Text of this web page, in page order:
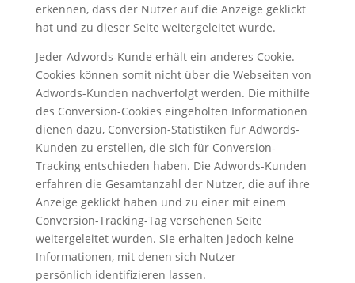
erkennen, dass der Nutzer auf die Anzeige geklickt
hat und zu dieser Seite weitergeleitet wurde.
Jeder Adwords-Kunde erhält ein anderes Cookie.
Cookies können somit nicht über die Webseiten von
Adwords-Kunden nachverfolgt werden. Die mithilfe
des Conversion-Cookies eingeholten Informationen
dienen dazu, Conversion-Statistiken für Adwords-
Kunden zu erstellen, die sich für Conversion-
Tracking entschieden haben. Die Adwords-Kunden
erfahren die Gesamtanzahl der Nutzer, die auf ihre
Anzeige geklickt haben und zu einer mit einem
Conversion-Tracking-Tag versehenen Seite
weitergeleitet wurden. Sie erhalten jedoch keine
Informationen, mit denen sich Nutzer
persönlich identifizieren lassen.